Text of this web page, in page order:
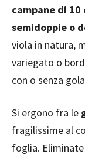
campane di
semidoppie o
viola in natura,
variegato o
con o senza
Si ergono fra le
fragilissime al
foglia.